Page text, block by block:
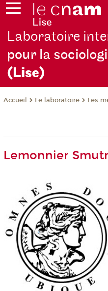
Laboratoire
pour la
(Lise)
Accueil Le laboratoire Les
Lemonnier